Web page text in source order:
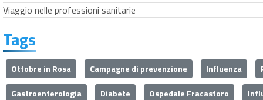
Viaggio nelle professioni sanitarie
Tags
Ottobre in Rosa Campagne di prevenzione Influenza
Gastroenterologia
Diabete Ospedale Fracastoro